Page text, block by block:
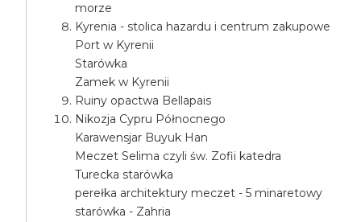
morze
Kyrenia - stolica hazardu i centrum zakupowe
Port w Kyrenii
Starówka
Zamek w Kyrenii
Ruiny opactwa Bellapais
Nikozja Cypru Północnego
Karawensjar Buyuk Han
Meczet Selima czyli św. Zofii katedra
Turecka starówka
perełka architektury meczet - 5 minaretowy
starówka - Zahria